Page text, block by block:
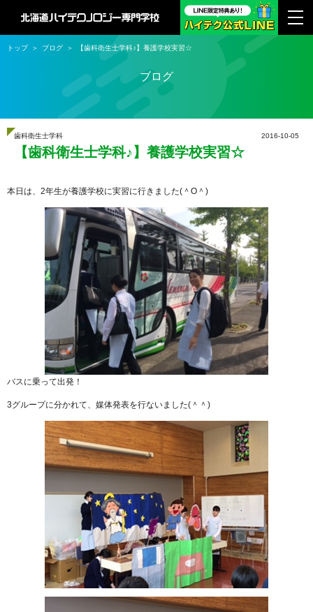
ブログ
トップ ブログ 【歯科衛生士学科♪】養護学校実習☆
2016-10-05
歯科衛生士学科
【歯科衛生士学科♪】養護学校実習☆
本日は、2年生が養護学校に実習に行きました(＾O＾)
バスに乗って出発！
3グループに分かれて、媒体発表を行ないました(＾＾)